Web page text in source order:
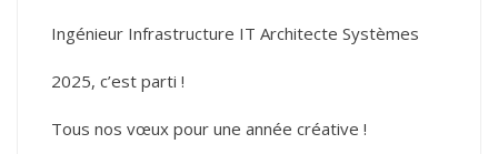
Ingénieur Infrastructure IT Architecte Systèmes
2025, c’est parti !
Tous nos vœux pour une année créative !